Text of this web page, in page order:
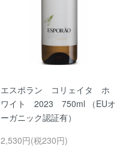
エスポラン コリェイタ ホ
ワイト 2023 750ml （EUオ
ーガニック認証有）
2,530円(税230円)